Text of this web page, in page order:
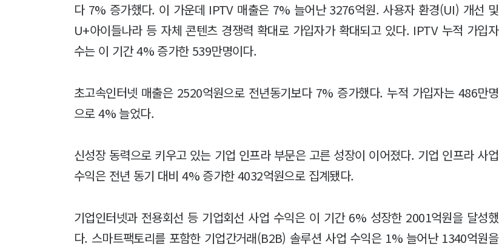
다 7% 증가했다. 이 가운데 IPTV 매출은 7% 늘어난 3276억원. 사용자 환경(UI) 개선 및
U+아이들나라 등 자체 콘텐츠 경쟁력 확대로 가입자가 확대되고 있다. IPTV 누적 가입자
수는 이 기간 4% 증가한 539만명이다.
초고속인터넷 매출은 2520억원으로 전년동기보다 7% 증가했다. 누적 가입자는 486만명
으로 4% 늘었다.
신성장 동력으로 키우고 있는 기업 인프라 부문은 고른 성장이 이어졌다. 기업 인프라 사업
수익은 전년 동기 대비 4% 증가한 4032억원으로 집계됐다.
기업인터넷과 전용회선 등 기업회선 사업 수익은 이 기간 6% 성장한 2001억원을 달성했
다. 스마트팩토리를 포함한 기업간거래(B2B) 솔루션 사업 수익은 1% 늘어난 1340억원을